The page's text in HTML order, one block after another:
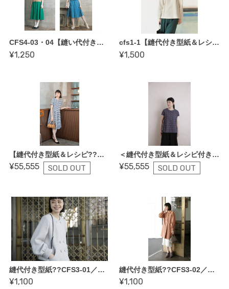
CFS4-03・04【縫い代付き型紙&レシピセット??かたやまゆうこさん〜12枚はぎスカートロング＆ショート】
¥1,250
cfs1-1【縫代付き型紙＆レシピ付き：かたやま ゆうこさん ロールカラープルオーバー （3バリエーション作れる型紙＆レシピ付き！）】
¥1,500
【縫代付き型紙＆レシピ??かたやまゆうこさん・プリーツワンピース】
¥55,555 SOLD OUT
＜縫代付き型紙＆レシピ付き：ESP by かたやまゆうこ＆コットンフレンド 衿ぐりが選べるフレンチスリーブブラウス〜＞
¥55,555 SOLD OUT
縫代付き型紙??CFS3-01／ダブルボタンノーカラージャケット（かたやまゆうこさん）
¥1,100
縫代付き型紙??CFS3-02／ダブルボタンコート（かたやまゆうこさん）
¥1,100